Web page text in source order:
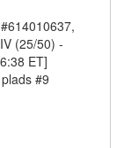
(25/50) -
ET]
#9